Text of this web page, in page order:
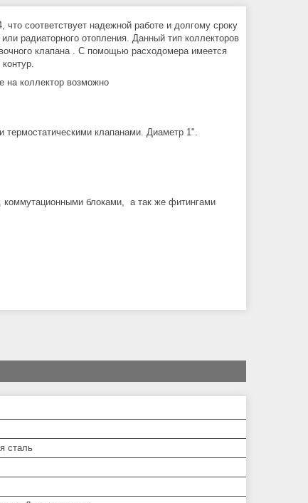
соответствует надежной работе и долгому сроку
радиаторного отопления. Данный тип коллекторов
клапана . С помощью расходомера имеется
на коллектор возможно
клапанами. Диаметр 1".
коммутационными блоками, а так же фитингами
сталь